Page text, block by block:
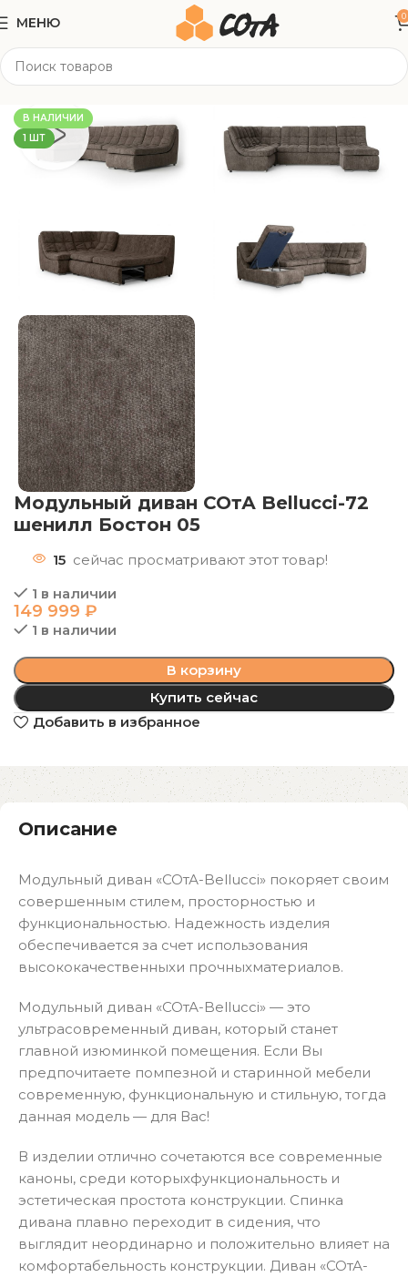
МЕНЮ 0
Мягкая мебель
В НАЛИЧИИ
1 ШТ
Модульный диван СОтА Bellucci-72
шенилл Бостон 05
15 сейчас просматривают этот товар!
1 в наличии
149 999 ₽
1 в наличии
В корзину
Купить сейчас
Добавить в избранное
Описание
Модульный диван «СОтА-Bellucci» покоряет своим
совершенным стилем, просторностью и
функциональностью. Надежность изделия
обеспечивается за счет использования
высококачественныxи прочныxматериалов.
Модульный диван «СОтА-Bellucci» — это
ультрасовременный диван, который станет
главной изюминкой помещения. Если Вы
предпочитаете помпезной и старинной мебели
современную, функциональную и стильную, тогда
данная модель — для Вас!
В изделии отлично сочетаются все современные
каноны, среди которыxфункциональность и
эстетическая простота конструкции. Спинка
дивана плавно переходит в сидения, что
выглядит неординарно и положительно влияет на
комфортабельность конструкции. Диван «СОтА-